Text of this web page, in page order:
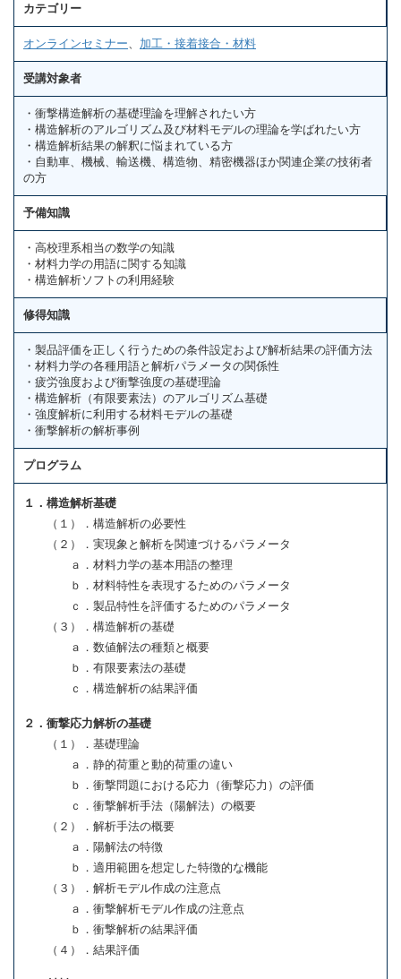
カテゴリー
オンラインセミナー 加工・接着接合・材料
受講対象者
・衝撃構造解析の基礎理論を理解されたい方
・構造解析のアルゴリズム及び材料モデルの理論を学ばれたい方
・構造解析結果の解釈に悩まれている方
・自動車、機械、輸送機、構造物、精密機器ほか関連企業の技術者
の方
予備知識
・高校理系相当の数学の知識
・材料力学の用語に関する知識
・構造解析ソフトの利用経験
修得知識
・製品評価を正しく行うための条件設定および解析結果の評価方法
・材料力学の各種用語と解析パラメータの関係性
・疲労強度および衝撃強度の基礎理論
・構造解析（有限要素法）のアルゴリズム基礎
・強度解析に利用する材料モデルの基礎
・衝撃解析の解析事例
プログラム
１．構造解析基礎
（１）．構造解析の必要性
（２）．実現象と解析を関連づけるパラメータ
ａ．材料力学の基本用語の整理
ｂ．材料特性を表現するためのパラメータ
ｃ．製品特性を評価するためのパラメータ
（３）．構造解析の基礎
ａ．数値解法の種類と概要
ｂ．有限要素法の基礎
ｃ．構造解析の結果評価
２．衝撃応力解析の基礎
（１）．基礎理論
ａ．静的荷重と動的荷重の違い
ｂ．衝撃問題における応力（衝撃応力）の評価
ｃ．衝撃解析手法（陽解法）の概要
（２）．解析手法の概要
ａ．陽解法の特徴
ｂ．適用範囲を想定した特徴的な機能
（３）．解析モデル作成の注意点
ａ．衝撃解析モデル作成の注意点
ｂ．衝撃解析の結果評価
（４）．結果評価